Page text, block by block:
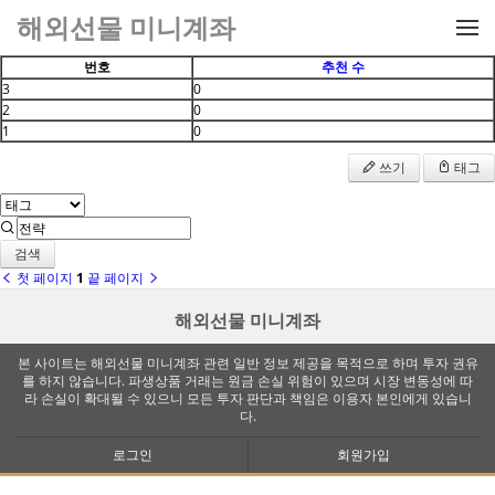
메뉴 건너뛰기
해외선물 미니계좌
번호
추천 수
3
0
2
0
1
0
쓰기
태그
검색
첫 페이지 1 끝 페이지
해외선물 미니계좌
본 사이트는 해외선물 미니계좌 관련 일반 정보 제공을 목적으로 하며 투자 권유
를 하지 않습니다. 파생상품 거래는 원금 손실 위험이 있으며 시장 변동성에 따
라 손실이 확대될 수 있으니 모든 투자 판단과 책임은 이용자 본인에게 있습니
다.
로그인 회원가입